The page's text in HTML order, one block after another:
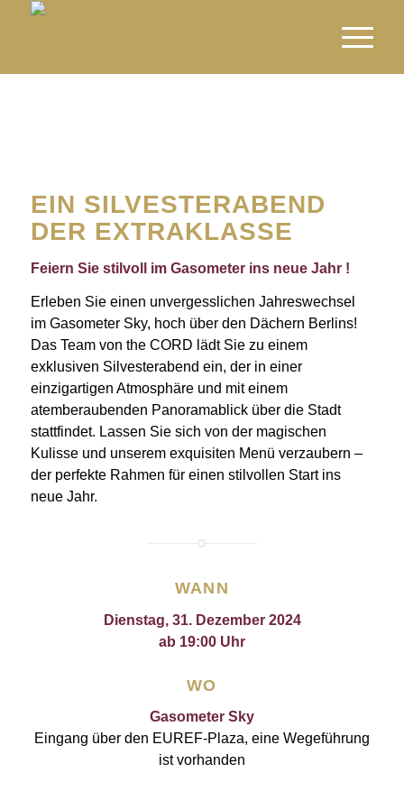
EIN SILVESTERABEND
DER EXTRAKLASSE
Feiern Sie stilvoll im Gasometer ins neue Jahr !
Erleben Sie einen unvergesslichen Jahreswechsel
im Gasometer Sky, hoch über den Dächern Berlins!
Das Team von the CORD lädt Sie zu einem
exklusiven Silvesterabend ein, der in einer
einzigartigen Atmosphäre und mit einem
atemberaubenden Panoramablick über die Stadt
stattfindet. Lassen Sie sich von der magischen
Kulisse und unserem exquisiten Menü verzaubern –
der perfekte Rahmen für einen stilvollen Start ins
neue Jahr.
WANN
Dienstag, 31. Dezember 2024
ab 19:00 Uhr
WO
Gasometer Sky
Eingang über den EUREF-Plaza, eine Wegeführung
ist vorhanden